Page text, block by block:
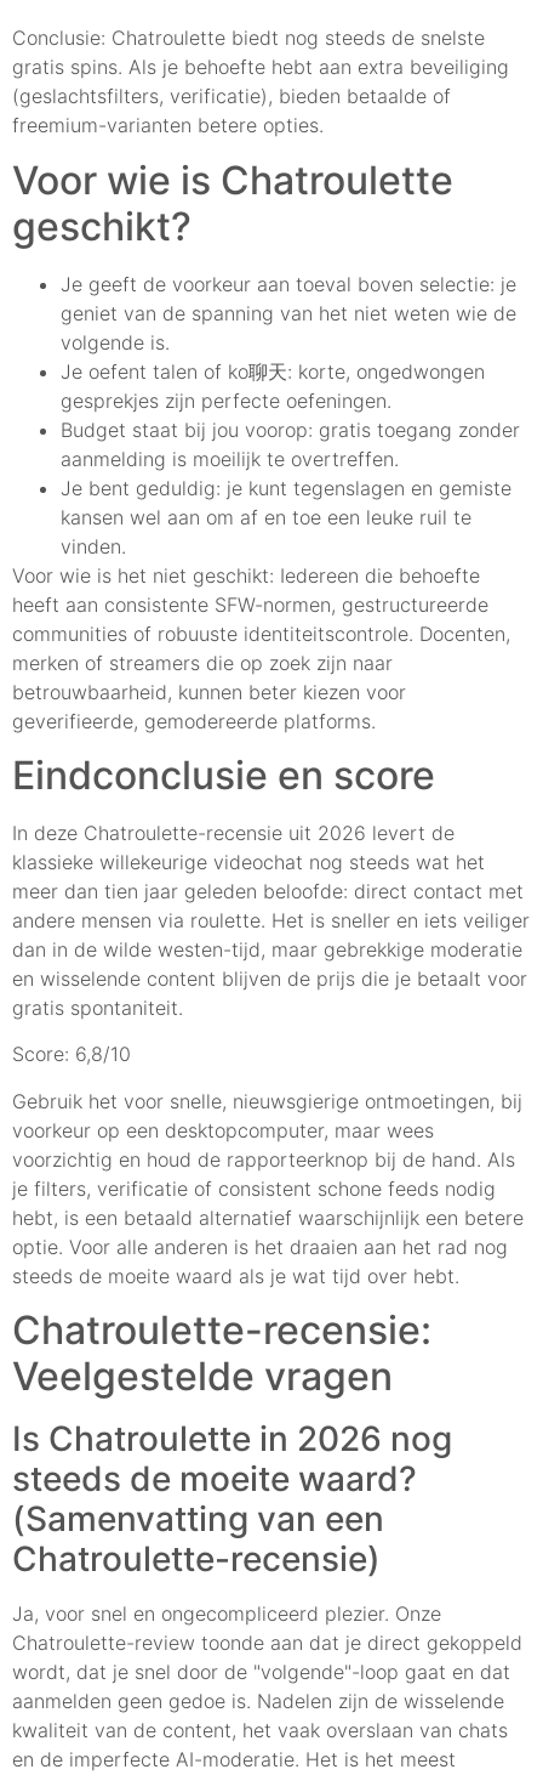
Conclusie: Chatroulette biedt nog steeds de snelste
gratis spins. Als je behoefte hebt aan extra beveiliging
(geslachtsfilters, verificatie), bieden betaalde of
freemium-varianten betere opties.
Voor wie is Chatroulette
geschikt?
Je geeft de voorkeur aan toeval boven selectie: je
geniet van de spanning van het niet weten wie de
volgende is.
Je oefent talen of ko聊天: korte, ongedwongen
gesprekjes zijn perfecte oefeningen.
Budget staat bij jou voorop: gratis toegang zonder
aanmelding is moeilijk te overtreffen.
Je bent geduldig: je kunt tegenslagen en gemiste
kansen wel aan om af en toe een leuke ruil te
vinden.
Voor wie is het niet geschikt: Iedereen die behoefte
heeft aan consistente SFW-normen, gestructureerde
communities of robuuste identiteitscontrole. Docenten,
merken of streamers die op zoek zijn naar
betrouwbaarheid, kunnen beter kiezen voor
geverifieerde, gemodereerde platforms.
Eindconclusie en score
In deze Chatroulette-recensie uit 2026 levert de
klassieke willekeurige videochat nog steeds wat het
meer dan tien jaar geleden beloofde: direct contact met
andere mensen via roulette. Het is sneller en iets veiliger
dan in de wilde westen-tijd, maar gebrekkige moderatie
en wisselende content blijven de prijs die je betaalt voor
gratis spontaniteit.
Score: 6,8/10
Gebruik het voor snelle, nieuwsgierige ontmoetingen, bij
voorkeur op een desktopcomputer, maar wees
voorzichtig en houd de rapporteerknop bij de hand. Als
je filters, verificatie of consistent schone feeds nodig
hebt, is een betaald alternatief waarschijnlijk een betere
optie. Voor alle anderen is het draaien aan het rad nog
steeds de moeite waard als je wat tijd over hebt.
Chatroulette-recensie:
Veelgestelde vragen
Is Chatroulette in 2026 nog
steeds de moeite waard?
(Samenvatting van een
Chatroulette-recensie)
Ja, voor snel en ongecompliceerd plezier. Onze
Chatroulette-review toonde aan dat je direct gekoppeld
wordt, dat je snel door de "volgende"-loop gaat en dat
aanmelden geen gedoe is. Nadelen zijn de wisselende
kwaliteit van de content, het vaak overslaan van chats
en de imperfecte AI-moderatie. Het is het meest